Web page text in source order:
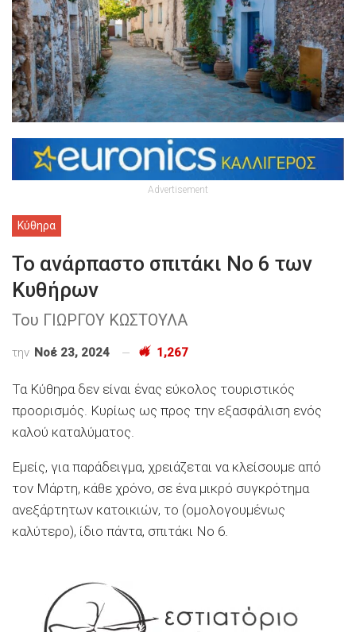
Advertisement
Κύθηρα
Το ανάρπαστο σπιτάκι Νο 6 των
Κυθήρων
Του ΓΙΩΡΓΟΥ ΚΩΣΤΟΥΛΑ
την Νοέ 23, 2024 1,267
Τα Κύθηρα δεν είναι ένας εύκολος τουριστικός
προορισμός. Κυρίως ως προς την εξασφάλιση ενός
καλού καταλύματος.
Εμείς, για παράδειγμα, χρειάζεται να κλείσουμε από
τον Μάρτη, κάθε χρόνο, σε ένα μικρό συγκρότημα
ανεξάρτητων κατοικιών, το (ομολογουμένως
καλύτερο), ίδιο πάντα, σπιτάκι Νο 6.